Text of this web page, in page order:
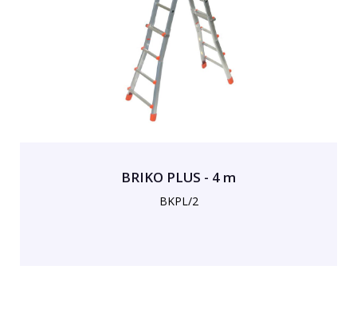
BRIKO PLUS - 4 m
BKPL/2